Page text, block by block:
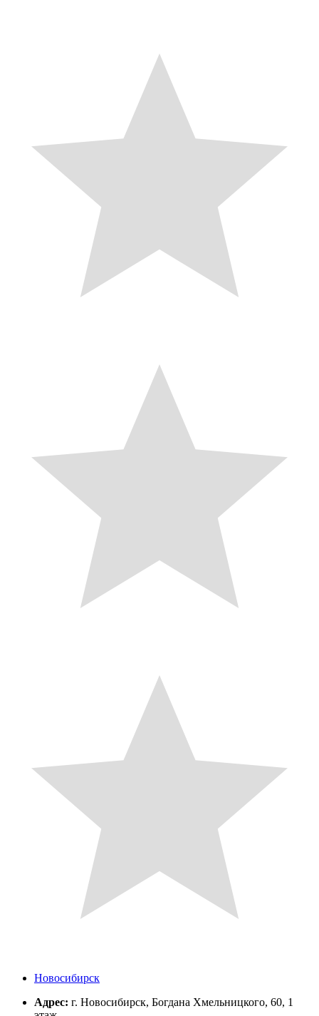
Новосибирск
Адрес: г. Новосибирск, Богдана Хмельницкого, 60, 1